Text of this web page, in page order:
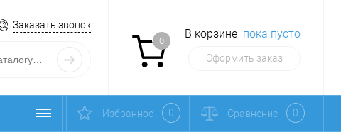
Заказать звонок
0
В корзине пока пусто
Оформить заказ
Избранное 0 Сравнение 0